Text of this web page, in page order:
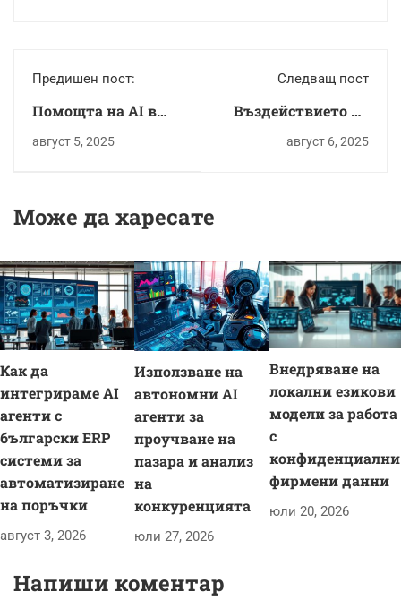
Предишен пост:
Помощта на AI в
борбата с
август 5, 2025
Следващ пост
Въздействието на
AI върху
август 6, 2025
Може да харесате
Как да
интегрираме AI
агенти с
български ERP
системи за
автоматизиране
на поръчки
август 3, 2026
Използване на
автономни AI
агенти за
проучване на
пазара и анализ
на
конкуренцията
юли 27, 2026
Внедряване на
локални езикови
модели за работа
с
конфиденциални
фирмени данни
юли 20, 2026
Напиши коментар